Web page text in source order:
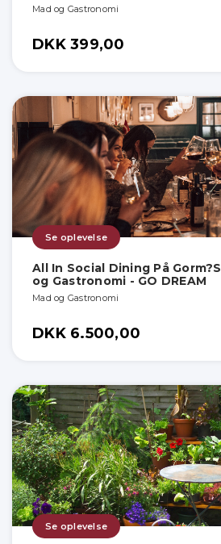
Mad og Gastronomi
DKK 399,00
Se oplevelse
All In Social Dining På
og Gastronomi - GO DREAM
Mad og Gastronomi
DKK 6.500,00
Se oplevelse